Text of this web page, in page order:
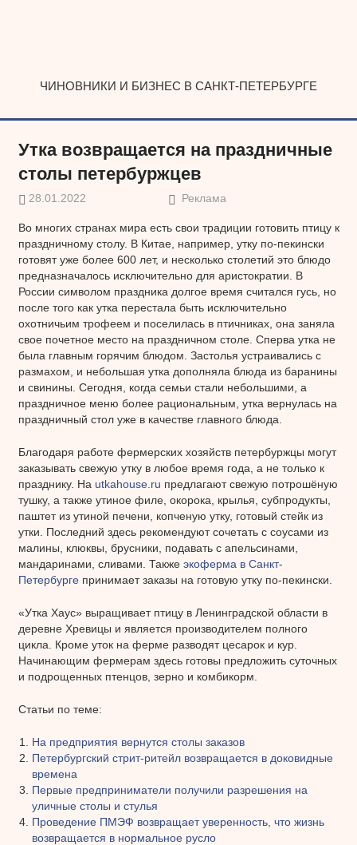
ЧИНОВНИКИ И БИЗНЕС В САНКТ-ПЕТЕРБУРГЕ
Утка возвращается на праздничные
столы петербуржцев
28.01.2022 Реклама
Во многих странах мира есть свои традиции готовить птицу к
праздничному столу. В Китае, например, утку по-пекински
готовят уже более 600 лет, и несколько столетий это блюдо
предназначалось исключительно для аристократии. В
России символом праздника долгое время считался гусь, но
после того как утка перестала быть исключительно
охотничьим трофеем и поселилась в птичниках, она заняла
свое почетное место на праздничном столе. Сперва утка не
была главным горячим блюдом. Застолья устраивались с
размахом, и небольшая утка дополняла блюда из баранины
и свинины. Сегодня, когда семьи стали небольшими, а
праздничное меню более рациональным, утка вернулась на
праздничный стол уже в качестве главного блюда.
Благодаря работе фермерских хозяйств петербуржцы могут
заказывать свежую утку в любое время года, а не только к
празднику. На utkahouse.ru предлагают свежую потрошёную
тушку, а также утиное филе, окорока, крылья, субпродукты,
паштет из утиной печени, копченую утку, готовый стейк из
утки. Последний здесь рекомендуют сочетать с соусами из
малины, клюквы, брусники, подавать с апельсинами,
мандаринами, сливами. Также экоферма в Санкт-
Петербургепринимает заказы на готовую утку по-пекински.
«Утка Хаус» выращивает птицу в Ленинградской области в
деревне Хревицы и является производителем полного
цикла. Кроме уток на ферме разводят цесарок и кур.
Начинающим фермерам здесь готовы предложить суточных
и подрощенных птенцов, зерно и комбикорм.
Статьи по теме:
На предприятия вернутся столы заказов
Петербургский стрит-ритейл возвращается в доковидные
времена
Первые предприниматели получили разрешения на
уличные столы и стулья
Проведение ПМЭФ возвращает уверенность, что жизнь
возвращается в нормальное русло